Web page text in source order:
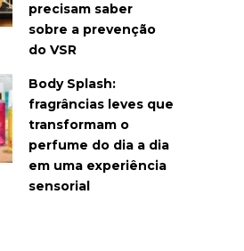
precisam saber
sobre a prevenção
do VSR
Body Splash:
fragrâncias leves que
transformam o
perfume do dia a dia
em uma experiência
sensorial